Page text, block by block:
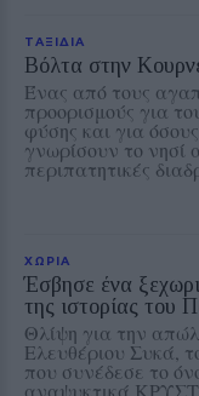
ΤΑΞΙΔΙΑ
Βόλτα στην
Ένας από τους
προορισμούς για
φύσης και για
γνωρίσουν το νησί
περιπατητικές
ΧΩΡΙΑ
Έσβησε ένα
της ιστορίας του
Θλίψη για την
Ελευθέριου Συκά,
που συνέδεσε το
αναψυκτικά